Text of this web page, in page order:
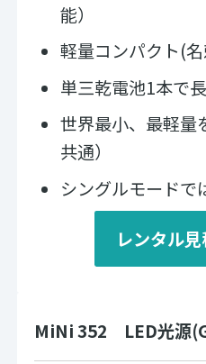
能）
軽量コンパクト(名
単三乾電池1本で
世界最小、最軽量
共通）
シングルモードで
レンタル
MiNi 352 LED光源